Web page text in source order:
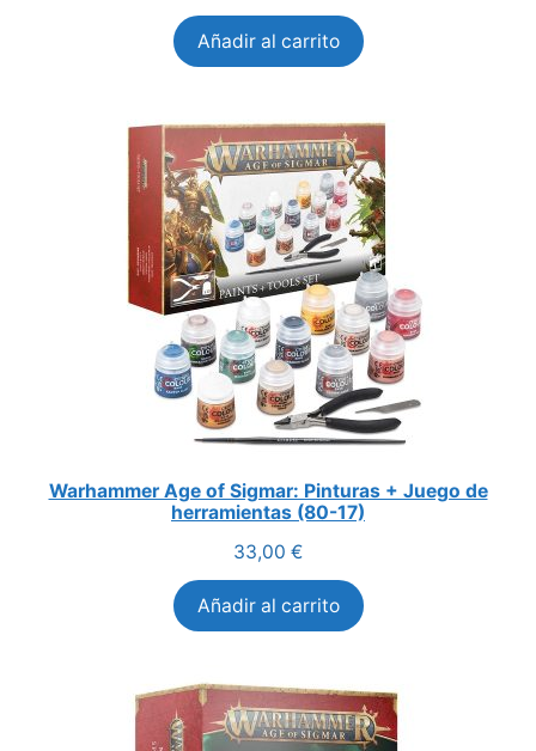
Añadir al carrito
Warhammer Age of Sigmar: Pinturas + Juego de
herramientas (80-17)
33,00 €
Añadir al carrito